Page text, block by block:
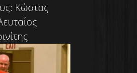
Κώστας